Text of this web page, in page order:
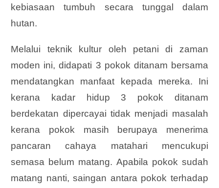
kebiasaan tumbuh secara tunggal dalam
hutan.
Melalui teknik kultur oleh petani di zaman
moden ini, didapati 3 pokok ditanam bersama
mendatangkan manfaat kepada mereka. Ini
kerana kadar hidup 3 pokok ditanam
berdekatan dipercayai tidak menjadi masalah
kerana pokok masih berupaya menerima
pancaran cahaya matahari mencukupi
semasa belum matang. Apabila pokok sudah
matang nanti, saingan antara pokok terhadap